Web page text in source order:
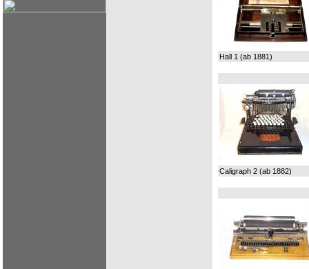
Hall 1 (ab 1881)
Caligraph 2 (ab 1882)